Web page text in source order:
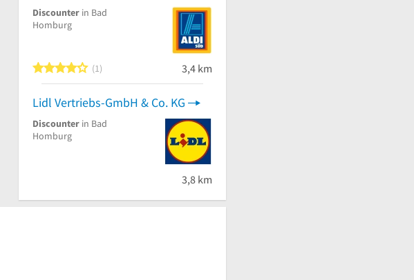
Discounter in Bad
Homburg
4 von 5 Sternen
1 3,4 km
Lidl Vertriebs-GmbH & Co. KG
Discounter in Bad
Homburg
3,8 km